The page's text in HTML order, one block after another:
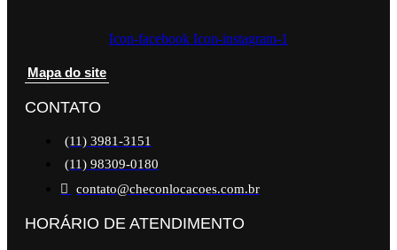
Icon-facebook Icon-instagram-1
Mapa do site
CONTATO
(11) 3981-3151
(11) 98309-0180
contato@checonlocacoes.com.br
HORÁRIO DE ATENDIMENTO